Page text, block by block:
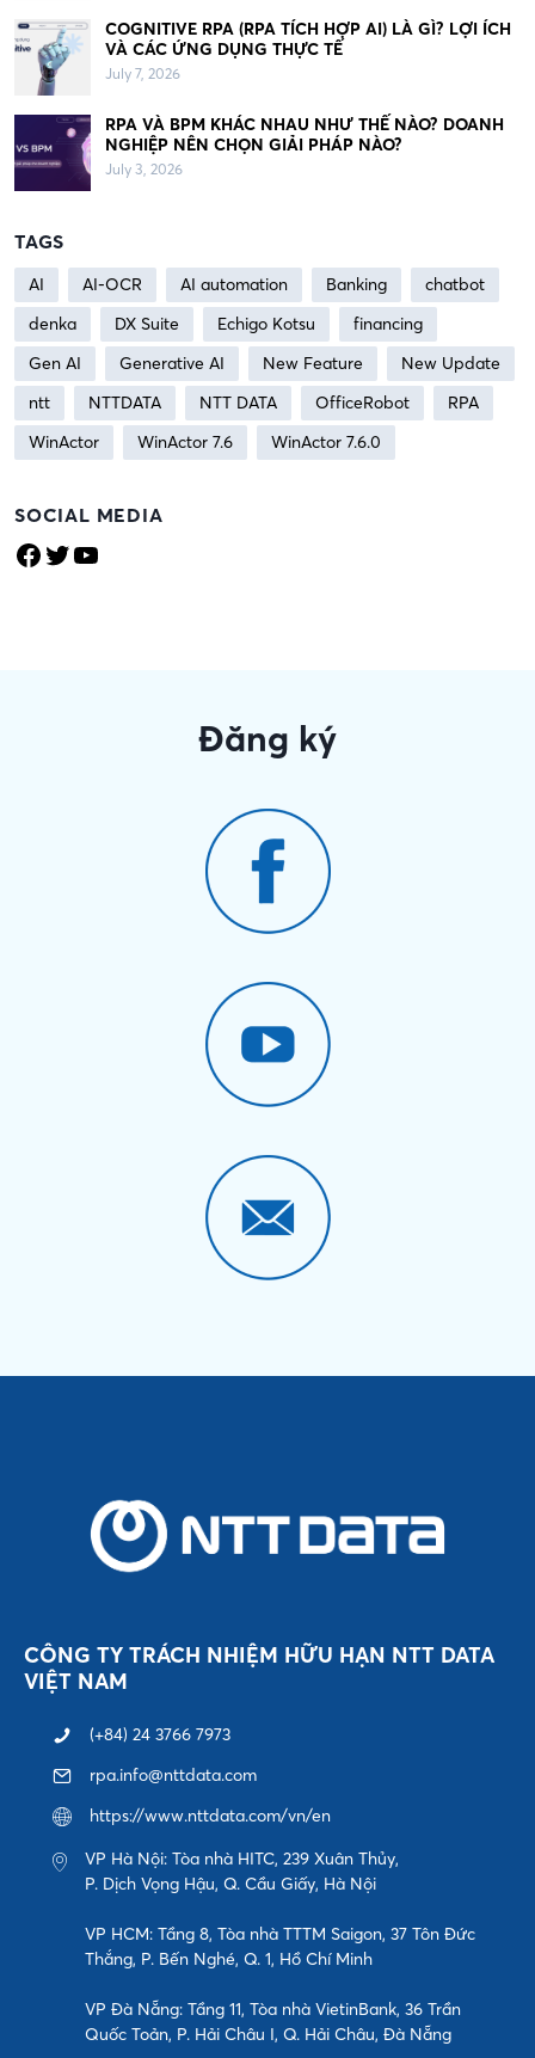
COGNITIVE RPA (RPA TÍCH HỢP AI) LÀ GÌ? LỢI ÍCH
VÀ CÁC ỨNG DỤNG THỰC TẾ
July 7, 2026
RPA VÀ BPM KHÁC NHAU NHƯ THẾ NÀO? DOANH
NGHIỆP NÊN CHỌN GIẢI PHÁP NÀO?
July 3, 2026
TAGS
AI AI-OCR AI automation Banking
chatbot
denka
DX Suite Echigo Kotsu
financing
Gen AI
Generative AI New Feature
New Update
ntt
NTTDATA NTT DATA OfficeRobot
RPA
WinActor
WinActor 7.6 WinActor 7.6.0
SOCIAL MEDIA
Facebook Twitter YouTube
Đăng ký
CÔNG TY TRÁCH NHIỆM HỮU HẠN NTT DATA
VIỆT NAM
(+84) 24 3766 7973
rpa.info@nttdata.com
https://www.nttdata.com/vn/en
VP Hà Nội: Tòa nhà HITC, 239 Xuân Thủy,
P. Dịch Vọng Hậu, Q. Cầu Giấy, Hà Nội
VP HCM: Tầng 8, Tòa nhà TTTM Saigon, 37 Tôn Đức
Thắng, P. Bến Nghé, Q. 1, Hồ Chí Minh
VP Đà Nẵng: Tầng 11, Tòa nhà VietinBank, 36 Trần
Quốc Toản, P. Hải Châu I, Q. Hải Châu, Đà Nẵng